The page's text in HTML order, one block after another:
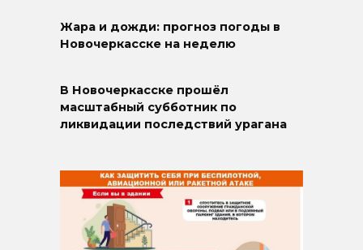
Жара и дожди: прогноз погоды в
Новочеркасске на неделю
В Новочеркасске прошёл
масштабный субботник по
ликвидации последствий урагана